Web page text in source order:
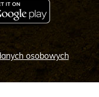
osobowych